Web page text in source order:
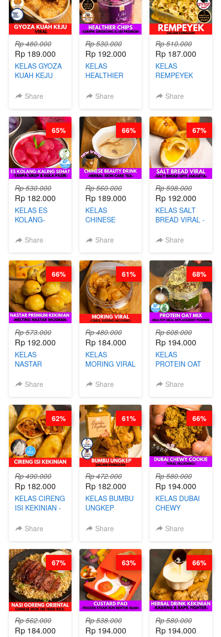
Rp 480.000
Rp 189.000
KELAS GYOZA
KUAH KEJU
CHEF DITA
Share
Rp 530.000
Rp 192.000
KELAS
HEALTHIER
KERIPIK
BY CHEF DITA
Share
Rp 510.000
Rp 187.000
KELAS
REMPEYEK
KEMASAN - BY
Share
Rp 530.000
Rp 182.000
KELAS ES
KOLANG-
- TANPA SIRUP
Share
65%
Rp 560.000
Rp 189.000
KELAS
CHINESE
- HERBAL SKIN
ARISUDANA
Share
66%
Rp 598.000
Rp 192.000
KELAS SALT
BREAD VIRAL -
HITS JAKARTA
Share
67%
Rp 573.000
Rp 192.000
KELAS
NASTAR
KEKINIAN -
WIJSMAN- BY
CHEF DITA
Share
66%
Rp 480.000
Rp 184.000
KELAS
MORING VIRAL
KERING
Share
61%
Rp 608.000
Rp 194.000
KELAS
PROTEIN OAT
MEAL
BARISTA
ARISUDANA
Share
68%
Rp 490.000
Rp 182.000
KELAS CIRENG
ISI KEKINIAN -
Share
62%
Rp 472.000
Rp 182.000
KELAS BUMBU
UNGKEP
KEMASAN - BY
Share
61%
Rp 580.000
Rp 194.000
KELAS DUBAI
CHEWY
VIRAL
DITA
Share
66%
Rp 562.000
Rp 184.000
67%
Rp 538.000
Rp 194.000
63%
Rp 580.000
Rp 194.000
66%